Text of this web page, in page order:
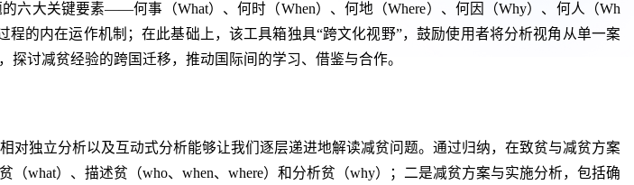
六大关键要素——何事（What）、何时（When）、何地（Where）、何因（Why）、何人（Wh
的内在运作机制；在此基础上，该工具箱独具“跨文化视野”，鼓励使用者将分析视角从单一案
讨减贫经验的跨国迁移，推动国际间的学习、借鉴与合作。
独立分析以及互动式分析能够让我们逐层递进地解读减贫问题。通过归纳，在致贫与减贫方案
what）、描述贫（who、when、where）和分析贫（why）；二是减贫方案与实施分析，包括确